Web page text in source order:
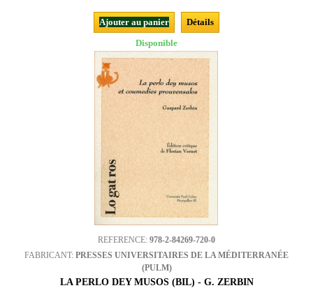
Ajouter au panier
Détails
Disponible
REFERENCE: 978-2-84269-720-0
FABRICANT: PRESSES UNIVERSITAIRES DE LA MÉDITERRANÉE
(PULM)
LA PERLO DEY MUSOS (BIL) - G. ZERBIN